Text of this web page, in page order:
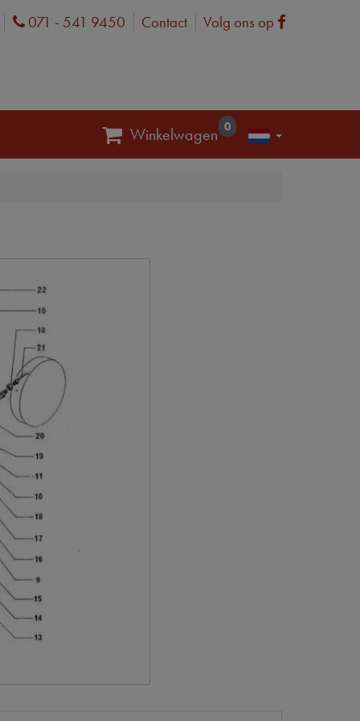
Phone
071 - 541 9450 Contact Volg ons op Facebook
Winkelwagen 0